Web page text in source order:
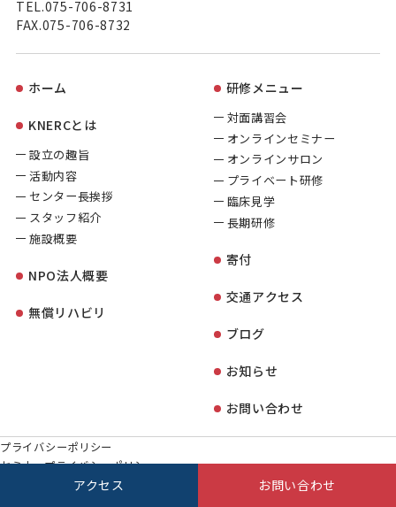
アクセス お問い合わせ
TEL.075-706-8731
FAX.075-706-8732
ホーム
KNERCとは
設立の趣旨
活動内容
センター長挨拶
スタッフ紹介
施設概要
NPO法人概要
無償リハビリ
研修メニュー
対面講習会
オンラインセミナー
オンラインサロン
プライベート研修
臨床見学
長期研修
寄付
交通アクセス
ブログ
お知らせ
お問い合わせ
プライバシーポリシー
セミナープライバシーポリシー
セミナー利用規約